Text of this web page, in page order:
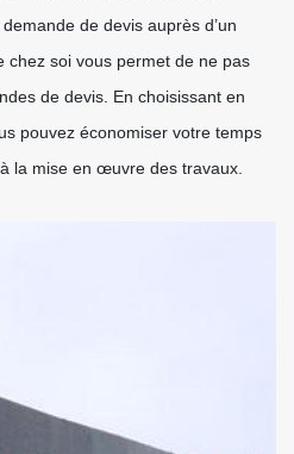
de devis auprès d’un
chez soi vous permet de ne pas
de devis. En choisissant en
pouvez économiser votre temps
la mise en œuvre des travaux.